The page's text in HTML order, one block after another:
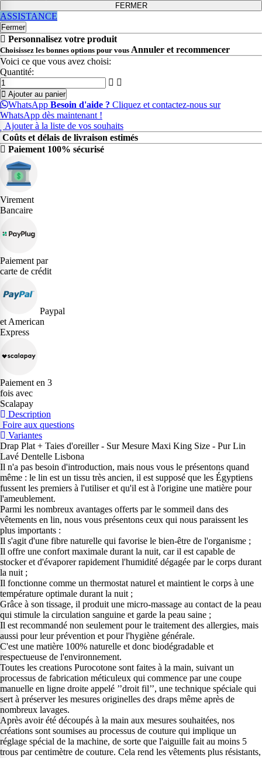
FERMER
ASSISTANCE
Fermer
Personnalisez votre produit
Choisissez les bonnes options pour vous Annuler et recommencer
Voici ce que vous avez choisi:
Quantité:
Ajouter au panier
WhatsApp Besoin d'aide ? Cliquez et contactez-nous sur
WhatsApp dès maintenant !
Ajouter à la liste de vos souhaits
Coûts et délais de livraison estimés
Paiement 100% sécurisé
Virement
Bancaire
Paiement par
carte de crédit
Paypal
et American
Express
Paiement en 3
fois avec
Scalapay
Description
Foire aux questions
Variantes
Drap Plat + Taies d'oreiller - Sur Mesure Maxi King Size - Pur Lin
Lavé Dentelle Lisbona
Il n'a pas besoin d'introduction, mais nous vous le présentons quand
même : le lin est un tissu très ancien, il est supposé que les Égyptiens
fussent les premiers à l'utiliser et qu'il est à l'origine une matière pour
l'ameublement.
Parmi les nombreux avantages offerts par le sommeil dans des
vêtements en lin, nous vous présentons ceux qui nous paraissent les
plus importants :
Il s'agit d'une fibre naturelle qui favorise le bien-être de l'organisme ;
Il offre une confort maximale durant la nuit, car il est capable de
stocker et d'évaporer rapidement l'humidité dégagée par le corps durant
la nuit ;
Il fonctionne comme un thermostat naturel et maintient le corps à une
température optimale durant la nuit ;
Grâce à son tissage, il produit une micro-massage au contact de la peau
qui stimule la circulation sanguine et garde la peau saine ;
Il est recommandé non seulement pour le traitement des allergies, mais
aussi pour leur prévention et pour l'hygiène générale.
C'est une matière 100% naturelle et donc biodégradable et
respectueuse de l'environnement.
Toutes les creations Purocotone sont faites à la main, suivant un
processus de fabrication méticuleux qui commence par une coupe
manuelle en ligne droite appelé ’’droit fil’’, une technique spéciale qui
sert à préserver les mesures originelles des draps même après de
nombreux lavages.
Après avoir été découpés à la main aux mesures souhaitées, nos
créations sont soumises au processus de couture qui implique un
réglage spécial de la machine, de sorte que l'aiguille fait au moins 5
trous par centimètre de couture. Cela rend les vêtements plus résistants,